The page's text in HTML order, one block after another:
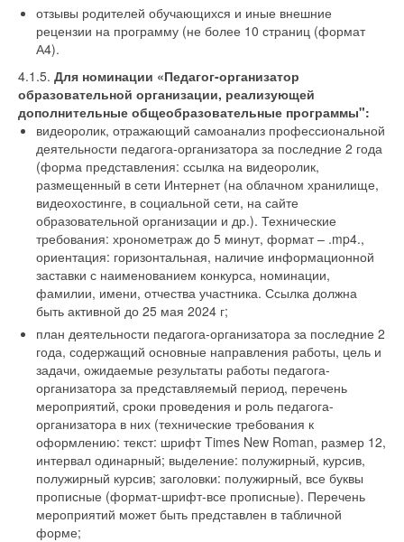
отзывы родителей обучающихся и иные внешние
рецензии на программу (не более 10 страниц (формат
А4).
4.1.5. Для номинации «Педагог-организатор
образовательной организации, реализующей
дополнительные общеобразовательные программы":
видеоролик, отражающий самоанализ профессиональной
деятельности педагога-организатора за последние 2 года
(форма представления: ссылка на видеоролик,
размещенный в сети Интернет (на облачном хранилище,
видеохостинге, в социальной сети, на сайте
образовательной организации и др.). Технические
требования: хронометраж до 5 минут, формат – .mp4.,
ориентация: горизонтальная, наличие информационной
заставки с наименованием конкурса, номинации,
фамилии, имени, отчества участника. Ссылка должна
быть активной до 25 мая 2024 г;
план деятельности педагога-организатора за последние 2
года, содержащий основные направления работы, цель и
задачи, ожидаемые результаты работы педагога-
организатора за представляемый период, перечень
мероприятий, сроки проведения и роль педагога-
организатора в них (технические требования к
оформлению: текст: шрифт Times New Roman, размер 12,
интервал одинарный; выделение: полужирный, курсив,
полужирный курсив; заголовки: полужирный, все буквы
прописные (формат-шрифт-все прописные). Перечень
мероприятий может быть представлен в табличной
форме;